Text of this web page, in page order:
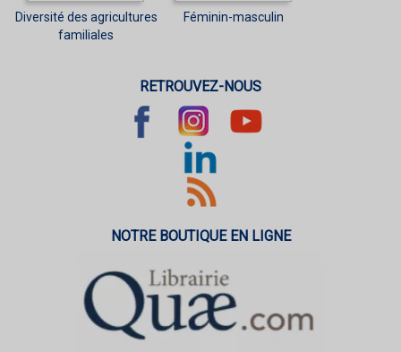
Diversité des agricultures
familiales
Féminin-masculin
RETROUVEZ-NOUS
NOTRE BOUTIQUE EN LIGNE